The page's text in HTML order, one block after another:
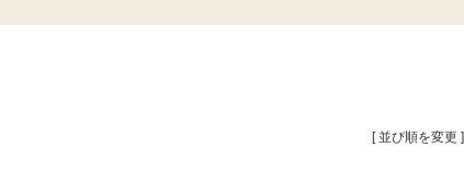
[ 並び順を変更 ]